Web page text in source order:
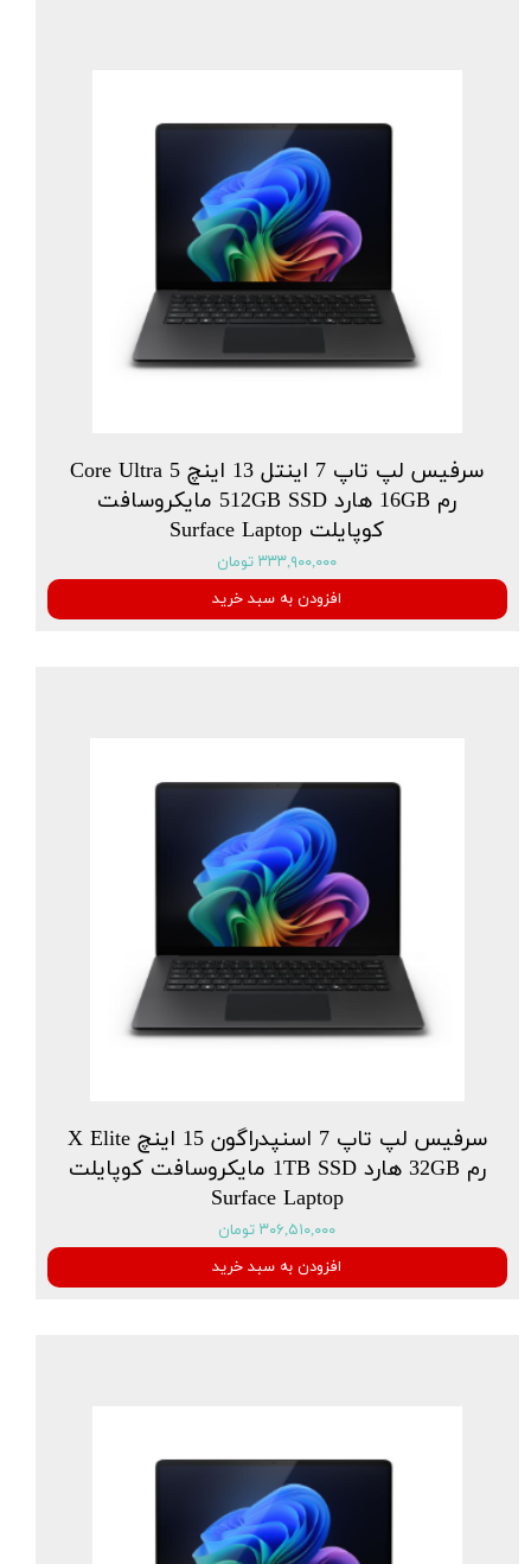
سرفیس لپ تاپ 7 اینتل 13 اینچ Core Ultra 5
رم 16GB هارد 512GB SSD مایکروسافت
کوپایلت Surface Laptop
۳۳۳,۹۰۰,۰۰۰ تومان
افزودن به سبد خرید
سرفیس لپ تاپ 7 اسنپدراگون 15 اینچ X Elite
رم 32GB هارد 1TB SSD مایکروسافت کوپایلت
Surface Laptop
۳۰۶,۵۱۰,۰۰۰ تومان
افزودن به سبد خرید